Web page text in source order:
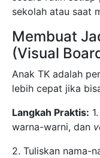
sekolah atau saat
Membuat
(Visual
Anak TK adalah
lebih cepat jika
Langkah Praktis:
warna-warni, dan
2. Tuliskan nama-